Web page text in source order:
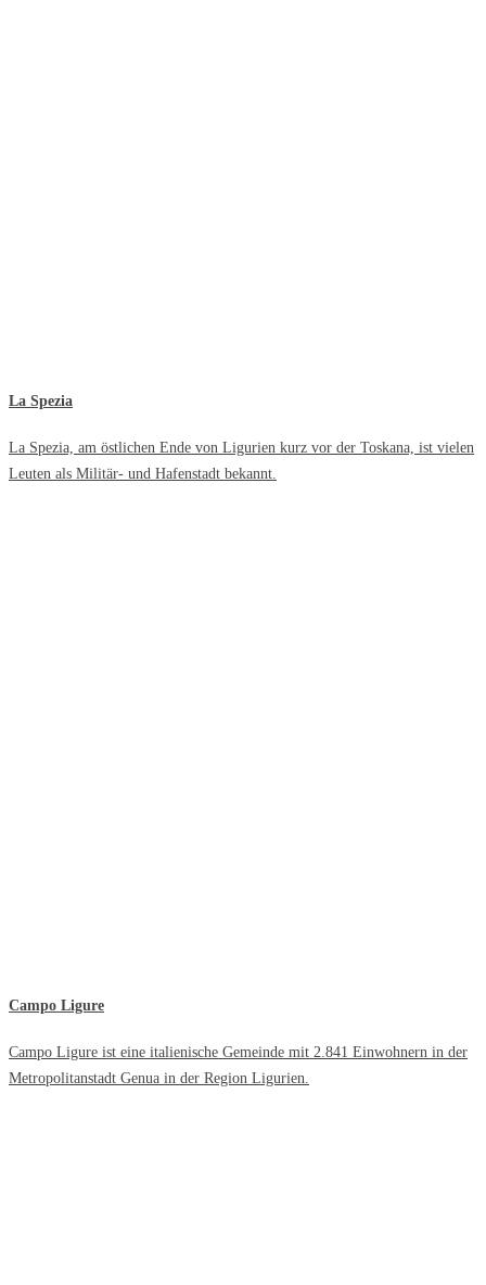
La Spezia
La Spezia, am östlichen Ende von Ligurien kurz vor der Toskana, ist vielen
Leuten als Militär- und Hafenstadt bekannt.
Campo Ligure
Campo Ligure ist eine italienische Gemeinde mit 2.841 Einwohnern in der
Metropolitanstadt Genua in der Region Ligurien.